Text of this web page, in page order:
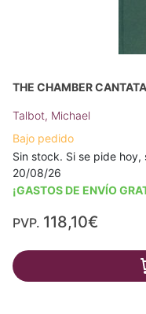
THE CHAMBER
Talbot, Michael
Bajo pedido
Sin stock. Si se pide
20/08/26
¡GASTOS DE ENVÍO
PVP. 118,10€